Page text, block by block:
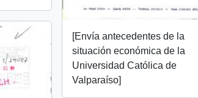
[Envía antecedentes de la
situación económica de la
Universidad Católica de
Valparaíso]